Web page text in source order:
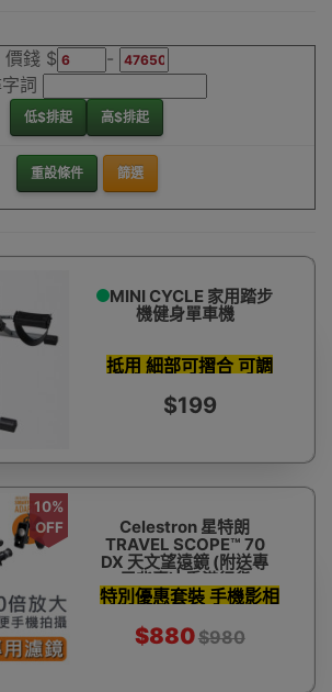
價錢 $
-
詞
低$排起 高$排起
重設條件 篩選
MINI CYCLE 家用踏步
機健身單車機
抵用 細部可摺合 可調
$199
10%
OFF
Celestron 星特朗
TRAVEL SCOPE™ 70
DX 天文望遠鏡 (附送專
用背囊)| 香港行貨
特別優惠套裝 手機影相
支架 濾鏡 天文軟件及
更多
$880$980